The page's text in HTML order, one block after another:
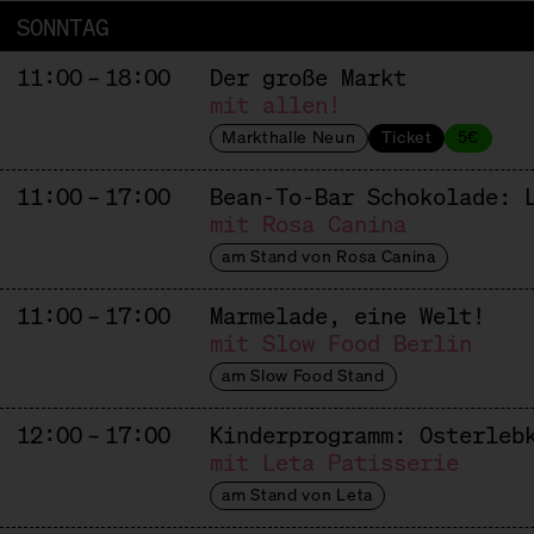
SONNTAG
11:00 – 18:00
Der große Markt
mit allen!
Markthalle Neun Ticket 5€
11:00 – 17:00
Bean-To-Bar Schokolade:
mit Rosa Canina
am Stand von Rosa Canina
11:00 – 17:00
Marmelade, eine Welt!
mit Slow Food Berlin
am Slow Food Stand
12:00 – 17:00
Kinderprogramm:
mit Leta Patisserie
am Stand von Leta